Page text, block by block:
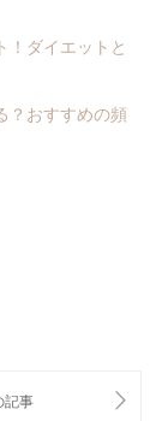
！ダイエットと
？おすすめの頻